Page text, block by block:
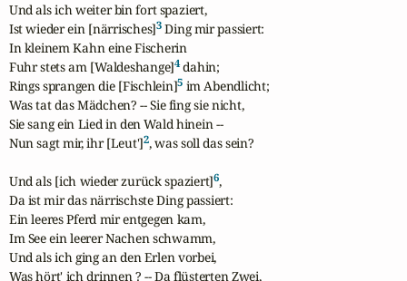
Und als ich weiter bin fort spaziert,
Ist wieder ein [närrisches]3 Ding mir passiert:
In kleinem Kahn eine Fischerin
Fuhr stets am [Waldeshange]4 dahin;
Rings sprangen die [Fischlein]5 im Abendlicht;
Was tat das Mädchen? -- Sie fing sie nicht,
Sie sang ein Lied in den Wald hinein --
Nun sagt mir, ihr [Leut']2, was soll das sein?
Und als [ich wieder zurück spaziert]6,
Da ist mir das närrischste Ding passiert:
Ein leeres Pferd mir entgegen kam,
Im See ein leerer Nachen schwamm,
Und als ich ging an den Erlen vorbei,
Was hört' ich drinnen ? -- Da flüsterten Zwei,